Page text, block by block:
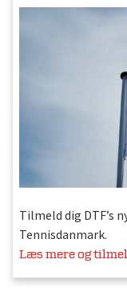
Tilmeld dig DTF’s
Tennisdanmark.
Læs mere og